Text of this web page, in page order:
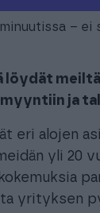
– ei
löydät
myyntiin ja
eri alojen
yli 20
yrityksen